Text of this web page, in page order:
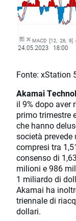
Fonte: xStation
Akamai
il 9% dopo aver
primo trimestre
che hanno
società
compresi tra
consenso di
milioni e 986
1 miliardo di
Akamai ha
triennale di
dollari.